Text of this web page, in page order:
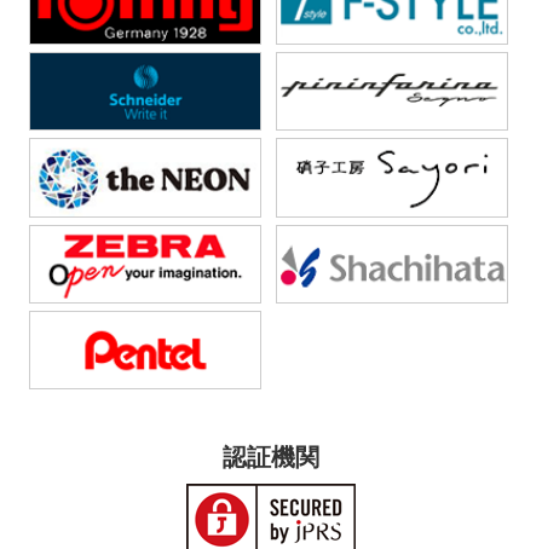
認証機関